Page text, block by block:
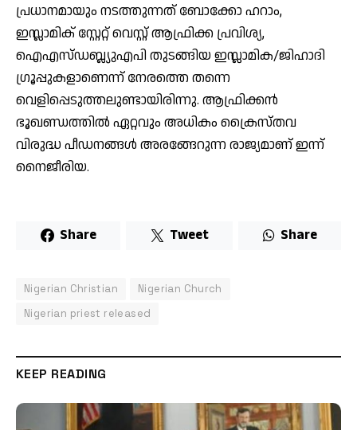
പ്രധാനമായും നടത്തുന്നത് ബോക്കോ ഹറാം,
ഇസ്ലാമിക് സ്റ്റേറ്റ് വെസ്റ്റ് ആഫ്രിക്ക പ്രവിശ്യ,
ഐഎസ്ഡബ്ല്യുഎപി തുടങ്ങിയ ഇസ്ലാമിക/ജിഹാദി
ഗ്രൂപ്പുകളാണെന്ന് നേരത്തെ തന്നെ
വെളിപ്പെടുത്തലുണ്ടായിരിന്നു. ആഫ്രിക്കന്‍
ഭൂഖണ്ഡത്തില്‍ ഏറ്റവും അധികം ക്രൈസ്തവ
വിരുദ്ധ പീഡനങ്ങള്‍ അരങ്ങേറുന്ന രാജ്യമാണ് ഇന്ന്
നൈജീരിയ.
Share Tweet Share
Nigerian Christian
Nigerian Church
Nigerian priest released
KEEP READING